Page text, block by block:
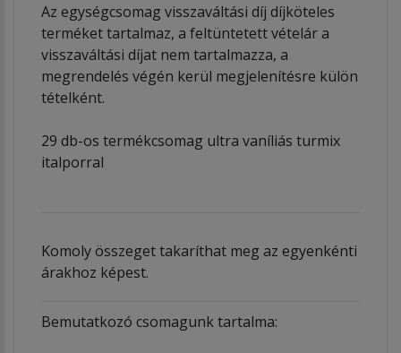
Az egységcsomag visszaváltási díj díjköteles
terméket tartalmaz, a feltüntetett vételár a
visszaváltási díjat nem tartalmazza, a
megrendelés végén kerül megjelenítésre külön
tételként.
29 db-os termékcsomag ultra vaníliás turmix
italporral
Komoly összeget takaríthat meg az egyenkénti
árakhoz képest.
Bemutatkozó csomagunk tartalma: